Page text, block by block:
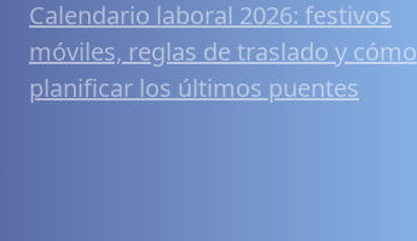
Calendario laboral 2026: festivos
móviles, reglas de traslado y cómo
planificar los últimos puentes